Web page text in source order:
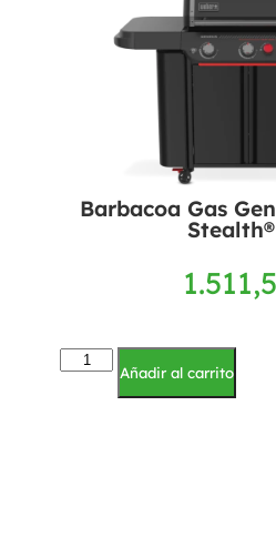
Barbacoa Gas
Añadir al carrito